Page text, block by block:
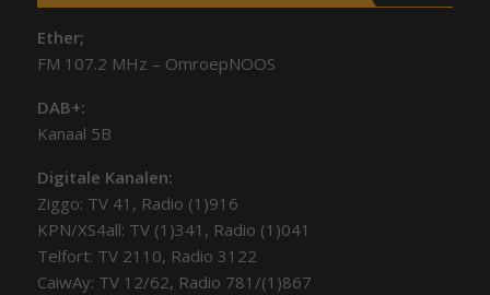
Ether;
FM 107.2 MHz – OmroepNOOS
DAB+:
Kanaal 5B
Digitale Kanalen:
Ziggo: TV 41, Radio (1)916
KPN/XS4all: TV (1)341, Radio (1)041
Telfort: TV 2110, Radio 3122
CaiwAy: TV 12/62, Radio 781/(1)867